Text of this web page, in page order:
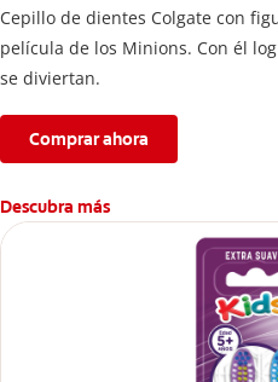
Cepillo de dientes Colgate con
película de los Minions. Con él
se diviertan.
Comprar ahora
Descubra más